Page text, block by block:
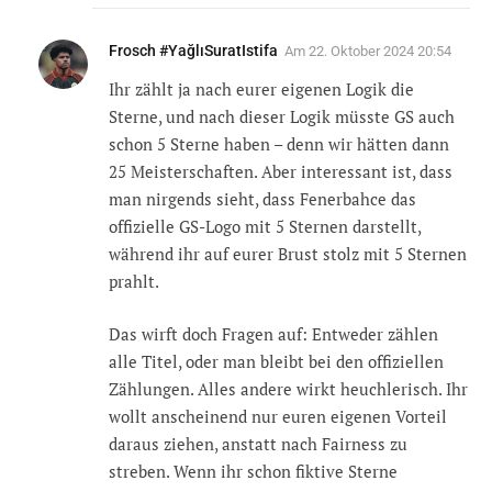
Frosch #YağlıSuratIstifa Am 22. Oktober 2024 20:54
Ihr zählt ja nach eurer eigenen Logik die
Sterne, und nach dieser Logik müsste GS auch
schon 5 Sterne haben – denn wir hätten dann
25 Meisterschaften. Aber interessant ist, dass
man nirgends sieht, dass Fenerbahce das
offizielle GS-Logo mit 5 Sternen darstellt,
während ihr auf eurer Brust stolz mit 5 Sternen
prahlt.
Das wirft doch Fragen auf: Entweder zählen
alle Titel, oder man bleibt bei den offiziellen
Zählungen. Alles andere wirkt heuchlerisch. Ihr
wollt anscheinend nur euren eigenen Vorteil
daraus ziehen, anstatt nach Fairness zu
streben. Wenn ihr schon fiktive Sterne